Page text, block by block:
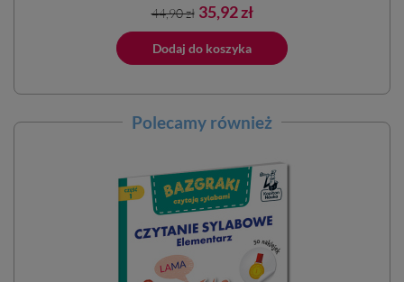
Cena
podstawowa
44,90 zł Cena
35,92 zł
Dodaj do koszyka
Polecamy również